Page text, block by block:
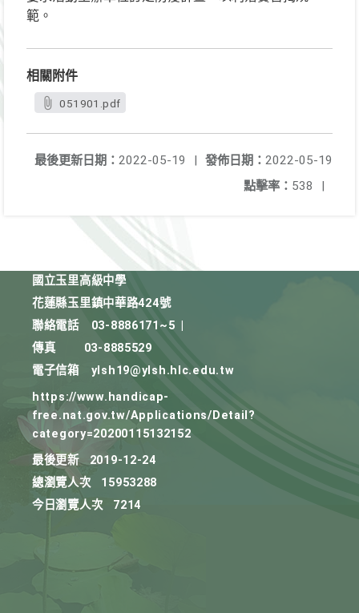
範。
相關附件
051901.pdf
發佈日期： 2022-05-19
最後更新日期： 2022-05-19
|
點擊率： 538 |
國立玉里高級中學
花蓮縣玉里鎮中華路424號
聯絡電話
03-8886171~5
傳真
03-8885529
電子信箱
ylsh19@ylsh.hlc.edu.tw
https://www.handicap-
free.nat.gov.tw/Applications/Detail?
category=20200115132152
最後更新
2019-12-24
總瀏覽人次
15953288
今日瀏覽人次
7214